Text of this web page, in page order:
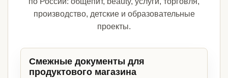
производство, детские и образовательные
проекты.
Смежные документы для
продуктового магазина